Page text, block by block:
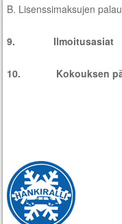
B. Lisenssimaksujen
9. Ilmoitusasiat
10. Kokouksen